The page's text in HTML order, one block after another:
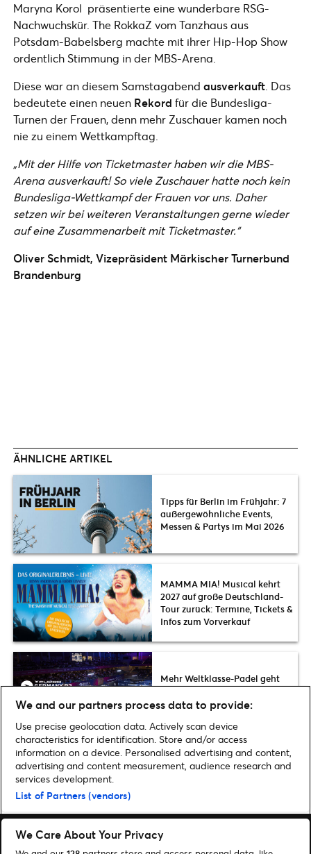
Maryna Korol präsentierte eine wunderbare RSG-
Nachwuchskür. The RokkaZ vom Tanzhaus aus
Potsdam-Babelsberg machte mit ihrer Hip-Hop Show
ordentlich Stimmung in der MBS-Arena.
Diese war an diesem Samstagabend ausverkauft . Das
bedeutete einen neuen Rekord für die Bundesliga-
Turnen der Frauen, denn mehr Zuschauer kamen noch
nie zu einem Wettkampftag.
„Mit der Hilfe von Ticketmaster haben wir die MBS-
Arena ausverkauft! So viele Zuschauer hatte noch kein
Bundesliga-Wettkampf der Frauen vor uns. Daher
setzen wir bei weiteren Veranstaltungen gerne wieder
auf eine Zusammenarbeit mit Ticketmaster.“
Oliver Schmidt, Vizepräsident Märkischer Turnerbund
Brandenburg
ÄHNLICHE ARTIKEL
Tipps für Berlin im Frühjahr: 7
außergewöhnliche Events,
Messen & Partys im Mai 2026
MAMMA MIA! Musical kehrt
2027 auf große Deutschland-
Tour zurück: Termine, Tickets &
Infos zum Vorverkauf
Mehr Weltklasse-Padel geht
nicht: CUPRA Germany
Premier Padel P2
Home»Sport»Rekord beim Bundesliga Turnen in Potsdam
We and our partners process data to provide:
Use precise geolocation data. Actively scan device
characteristics for identification. Store and/or access
information on a device. Personalised advertising and content,
advertising and content measurement, audience research and
services development.
List of Partners (vendors)
We Care About Your Privacy